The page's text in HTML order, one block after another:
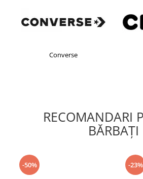
Converse
RECOMANDARI
BĂRBAŢI
-50% -23%